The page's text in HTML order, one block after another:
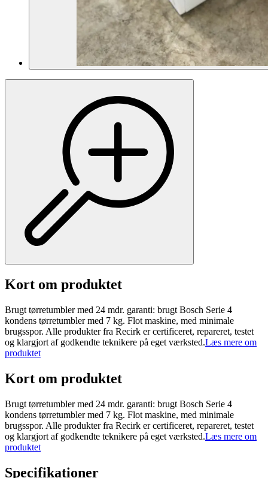
Kort om produktet
Brugt tørretumbler med 24 mdr. garanti: brugt Bosch Serie 4
kondens tørretumbler med 7 kg. Flot maskine, med minimale
brugsspor. Alle produkter fra Recirk er certificeret, repareret, testet
og klargjort af godkendte teknikere på eget værksted.Læs mere om
produktet
Kort om produktet
Brugt tørretumbler med 24 mdr. garanti: brugt Bosch Serie 4
kondens tørretumbler med 7 kg. Flot maskine, med minimale
brugsspor. Alle produkter fra Recirk er certificeret, repareret, testet
og klargjort af godkendte teknikere på eget værksted.Læs mere om
produktet
Specifikationer